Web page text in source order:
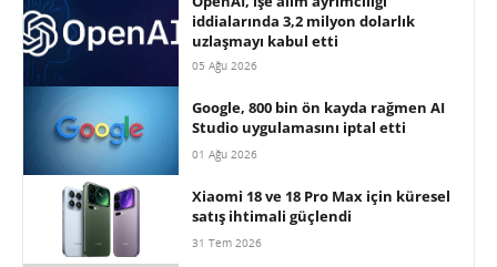
iddialarında 3,2 milyon dolarlık
uzlaşmayı kabul etti
05 Ağu 2026
Google, 800 bin ön kayda rağmen AI
Studio uygulamasını iptal etti
01 Ağu 2026
Xiaomi 18 ve 18 Pro Max için küresel
satış ihtimali güçlendi
31 Tem 2026